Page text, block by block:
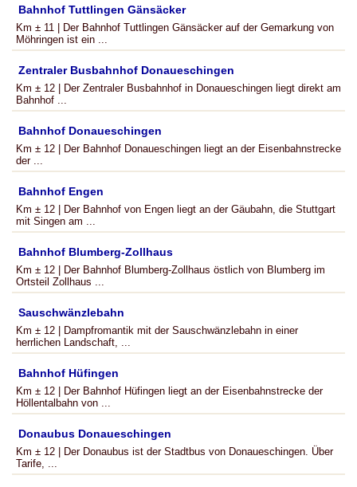
Bahnhof Tuttlingen Gänsäcker
Km ± 11 | Der Bahnhof Tuttlingen Gänsäcker auf der Gemarkung von
Möhringen ist ein ...
Zentraler Busbahnhof Donaueschingen
Km ± 12 | Der Zentraler Busbahnhof in Donaueschingen liegt direkt am
Bahnhof ...
Bahnhof Donaueschingen
Km ± 12 | Der Bahnhof Donaueschingen liegt an der Eisenbahnstrecke
der ...
Bahnhof Engen
Km ± 12 | Der Bahnhof von Engen liegt an der Gäubahn, die Stuttgart
mit Singen am ...
Bahnhof Blumberg-Zollhaus
Km ± 12 | Der Bahnhof Blumberg-Zollhaus östlich von Blumberg im
Ortsteil Zollhaus ...
Sauschwänzlebahn
Km ± 12 | Dampfromantik mit der Sauschwänzlebahn in einer
herrlichen Landschaft, ...
Bahnhof Hüfingen
Km ± 12 | Der Bahnhof Hüfingen liegt an der Eisenbahnstrecke der
Höllentalbahn von ...
Donaubus Donaueschingen
Km ± 12 | Der Donaubus ist der Stadtbus von Donaueschingen. Über
Tarife, ...